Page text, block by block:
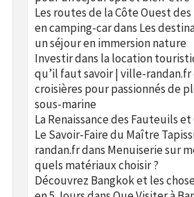
Les routes de la Côte Ouest
en camping-cardans Les
un séjour en immersion nature
Investir dans la location
qu’il faut savoir | ville-randan.fr
croisières pour passionnés de
sous-marine
La Renaissance des Fauteuils et
Le Savoir-Faire du Maître
randan.frdans Menuiserie sur
quels matériaux choisir ?
Découvrez Bangkok et les